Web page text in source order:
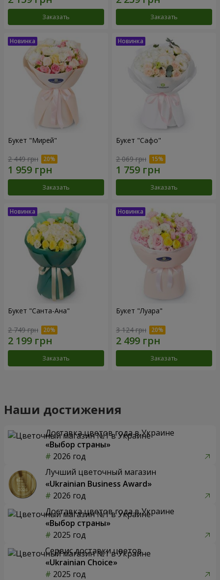
Заказать Заказать
Букет "Мирей"
2 449 грн
Заказать
Букет "Сафо"
2 069 грн
Заказать
Букет "Санта-Ана"
2 749 грн
Заказать
Букет "Луара"
3 124 грн
Заказать
Наши достижения
Доставка цветов года в Украине
«Выбор страны»
2026 год
Лучший цветочный магазин
«Ukrainian Business Award»
2026 год
Доставка цветов года в Украине
«Выбор страны»
2025 год
Сервис доставки цветов
«Ukrainian Choice»
2025 год